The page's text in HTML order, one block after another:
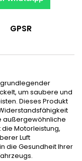
GPSR
grundlegender
um saubere und
Dieses Produkt
außergewöhnliche
die Motorleistung,
Luft
die Gesundheit Ihrer